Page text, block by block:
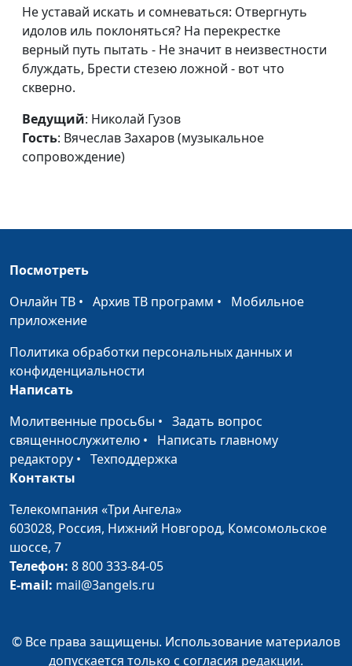
Сонет XV (Джон Дон)
Вячеслав Захаров
(музыкальное
сопровождение)
Священные сонеты.
Сонет XIII (Джон Дон)
(музыкальное
сопровождение)
Священные сонеты.
сопровождение)
Сонет I (Джон Дон)
(музыкальное
Бог (Гавриил Державин
в переложении Евгения
Кругляка)
Николай Гузов,
Евангелическая
церковь (Николай
Гумилев)
Николай Гузов,
Рассвет (Борис
Пастернак)
Николай Гузов,
#63
Пушкин)
Не уставай искать и сомневаться: Отвергнуть
идолов иль поклоняться? На перекрестке
верный путь пытать - Не значит в неизвестности
блуждать, Брести стезею ложной - вот что
скверно.
Ведущий: Николай Гузов
Гость: Вячеслав Захаров (музыкальное
сопровождение)
Посмотреть
Онлайн ТВ • Архив ТВ программ • Мобильное
приложение
Политика обработки персональных данных и
конфиденциальности
Написать
Молитвенные просьбы • Задать вопрос
священнослужителю • Написать главному
редактору • Техподдержка
Контакты
Телекомпания «Три Ангела»
603028, Россия, Нижний Новгород, Комсомольское
шоссе, 7
Телефон: 8 800 333-84-05
E-mail: mail@3angels.ru
© Все права защищены. Использование материалов
допускается только с согласия редакции.